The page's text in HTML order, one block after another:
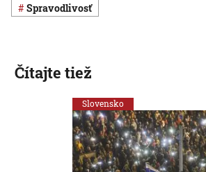
spravodlivosť
Čítajte tiež
Slovensko